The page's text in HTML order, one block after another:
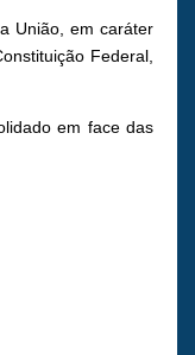
União, em caráter
Federal,
em face das